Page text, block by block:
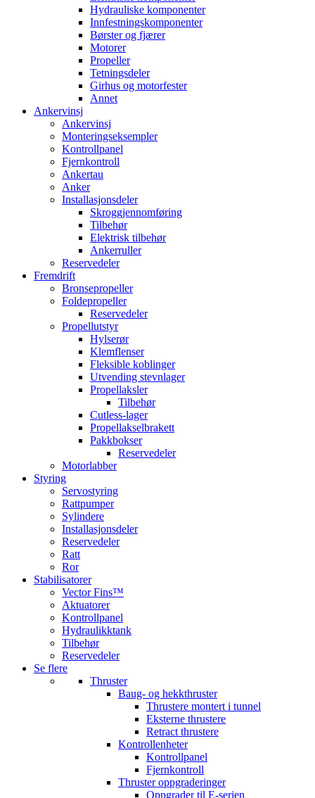
Hydrauliske komponenter
Innfestningskomponenter
Børster og fjærer
Motorer
Propeller
Tetningsdeler
Girhus og motorfester
Annet
Ankervinsj
Ankervinsj
Monteringseksempler
Kontrollpanel
Fjernkontroll
Ankertau
Anker
Installasjonsdeler
Skroggjennomføring
Tilbehør
Elektrisk tilbehør
Ankerruller
Reservedeler
Fremdrift
Bronsepropeller
Foldepropeller
Reservedeler
Propellutstyr
Hylserør
Klemflenser
Fleksible koblinger
Utvending stevnlager
Propellaksler
Tilbehør
Cutless-lager
Propellakselbrakett
Pakkbokser
Reservedeler
Motorlabber
Styring
Servostyring
Rattpumper
Sylindere
Installasjonsdeler
Reservedeler
Ratt
Ror
Stabilisatorer
Vector Fins™
Aktuatorer
Kontrollpanel
Hydraulikktank
Tilbehør
Reservedeler
Se flere
Thruster
Baug- og hekkthruster
Thrustere montert i tunnel
Eksterne thrustere
Retract thrustere
Kontrollenheter
Kontrollpanel
Fjernkontroll
Thruster oppgraderinger
Oppgrader til E-serien